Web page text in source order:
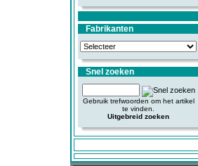
Fabrikanten
Snel zoeken
Gebruik trefwoorden om het artikel
te vinden.
Uitgebreid zoeken